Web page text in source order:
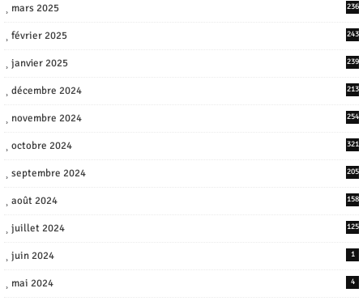
mars 2025 236
février 2025 243
janvier 2025 239
décembre 2024 213
novembre 2024 254
octobre 2024 321
septembre 2024 205
août 2024 158
juillet 2024 125
juin 2024 1
mai 2024 4